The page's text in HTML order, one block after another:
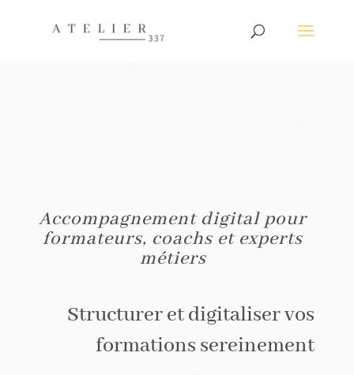
Accompagnement digital pour
formateurs, coachs et experts
métiers
Structurer et digitaliser vos
formations sereinement